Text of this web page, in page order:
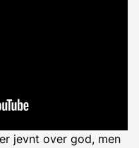
jevnt over god, men